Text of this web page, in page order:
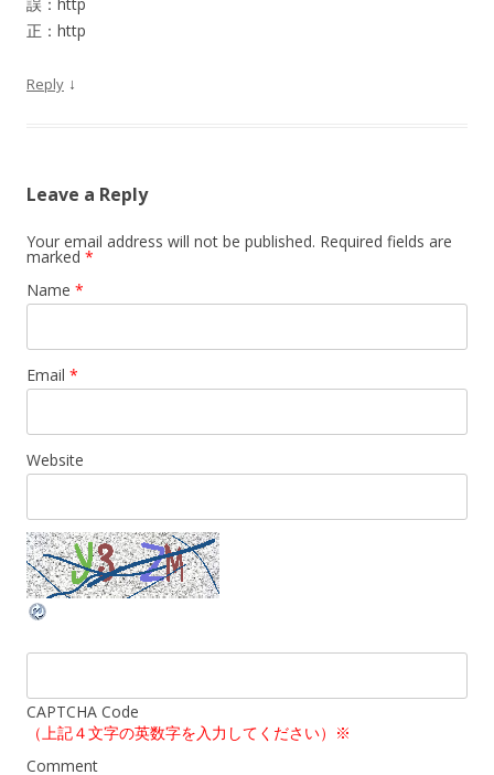
正：http
Reply ↓
Leave a Reply
Your email address will not be published. Required fields are
marked *
Name *
Email *
Website
CAPTCHA Code
（上記４文字の英数字を入力してください）※
Comment